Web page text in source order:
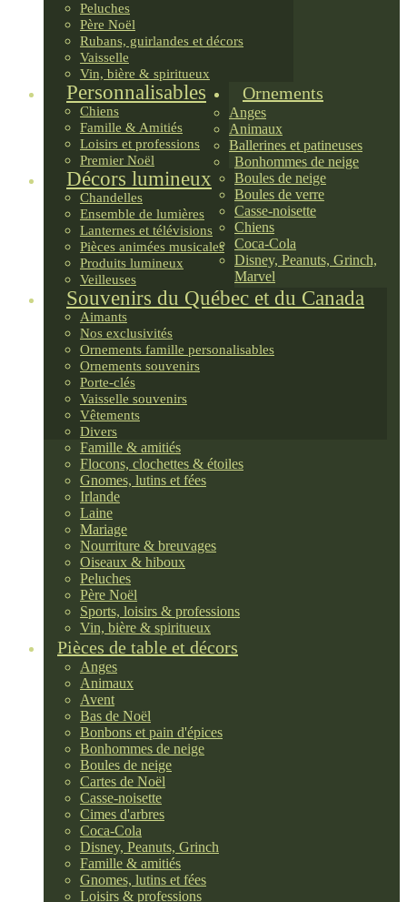
Peluches
Père Noël
Rubans, guirlandes et décors
Vaisselle
Vin, bière & spiritueux
Personnalisables
Chiens
Famille & Amitiés
Loisirs et professions
Premier Noël
Décors lumineux
Chandelles
Ensemble de lumières
Lanternes et télévisions
Pièces animées musicales
Produits lumineux
Veilleuses
Souvenirs du Québec et du Canada
Aimants
Nos exclusivités
Ornements famille personalisables
Ornements souvenirs
Porte-clés
Vaisselle souvenirs
Vêtements
Divers
Ornements
Anges
Animaux
Ballerines et patineuses
Bonhommes de neige
Boules de neige
Boules de verre
Casse-noisette
Chiens
Coca-Cola
Disney, Peanuts, Grinch,
Marvel
Famille & amitiés
Flocons, clochettes & étoiles
Gnomes, lutins et fées
Irlande
Laine
Mariage
Nourriture & breuvages
Oiseaux & hiboux
Peluches
Père Noël
Sports, loisirs & professions
Vin, bière & spiritueux
Pièces de table et décors
Anges
Animaux
Avent
Bas de Noël
Bonbons et pain d'épices
Bonhommes de neige
Boules de neige
Cartes de Noël
Casse-noisette
Cimes d'arbres
Coca-Cola
Disney, Peanuts, Grinch
Famille & amitiés
Gnomes, lutins et fées
Loisirs & professions